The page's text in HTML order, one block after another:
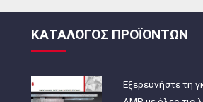
ΚΑΤΑΛΟΓΟΣ ΠΡΟΪΟΝΤΩΝ
Εξερευνήστε τη